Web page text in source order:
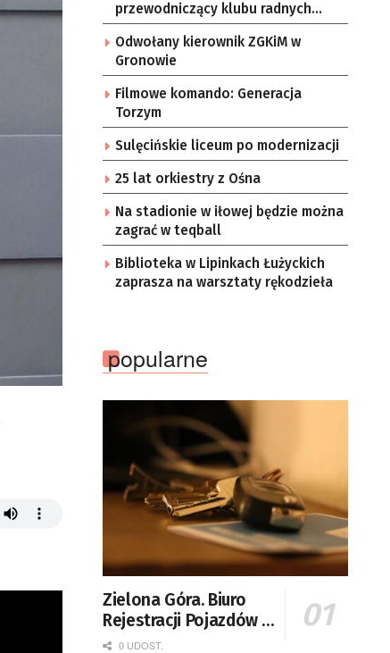
przewodniczący klubu radnych
sejmiku KO
Odwołany kierownik ZGKiM w
Gronowie
Filmowe komando: Generacja
Torzym
Sulęcińskie liceum po modernizacji
25 lat orkiestry z Ośna
Na stadionie w iłowej będzie można
zagrać w teqball
Biblioteka w Lipinkach Łużyckich
zaprasza na warsztaty rękodzieła
popularne
Zielona Góra. Biuro
Rejestracji Pojazdów i
Praw Jazdy po nowemu
0 UDOST.